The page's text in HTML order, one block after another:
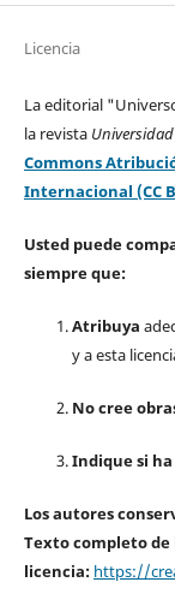
Licencia
La editorial
la revista
Commons
Internacional (CC
Usted puede
siempre que:
Atribuya
y a esta
No cree
Indique si
Los autores
Texto completo de
licencia: https://